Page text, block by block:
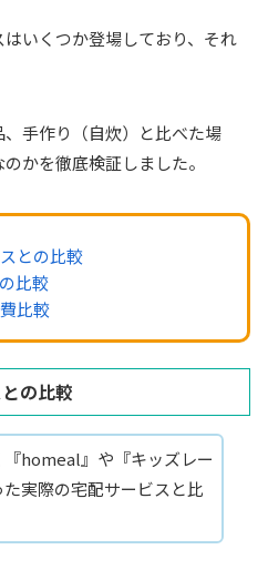
いくつか登場しており、それ
手作り（自炊）と比べた場
かを徹底検証しました。
との比較
比較
比較
の比較
homeal』や『キッズレー
実際の宅配サービスと比